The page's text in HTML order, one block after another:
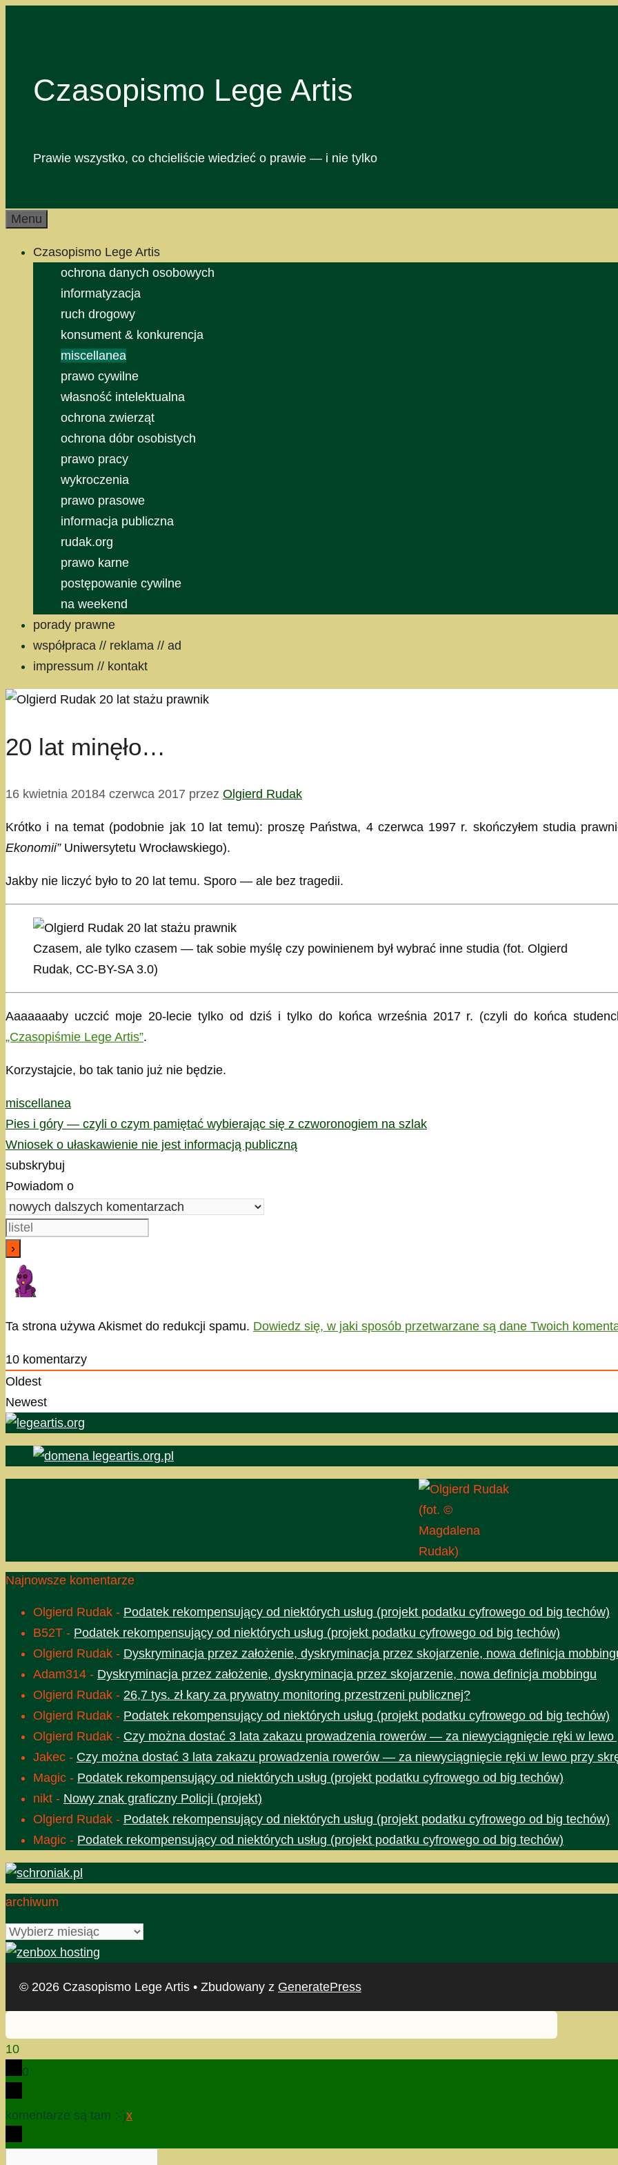
Czasopismo Lege Artis
Prawie wszystko, co chcieliście wiedzieć o prawie — i nie tylko
Menu
Czasopismo Lege Artis
ochrona danych osobowych
informatyzacja
ruch drogowy
konsument & konkurencja
miscellanea
prawo cywilne
własność intelektualna
ochrona zwierząt
ochrona dóbr osobistych
prawo pracy
wykroczenia
prawo prasowe
informacja publiczna
rudak.org
prawo karne
postępowanie cywilne
na weekend
porady prawne
współpraca // reklama // ad
impressum // kontakt
20 lat minęło…
16 kwietnia 20184 czerwca 2017 przez Olgierd Rudak
Krótko i na temat (podobnie jak 10 lat temu): proszę Państwa, 4 czerwca 1997 r. skończyłem studia
Ekonomii”Uniwersytetu Wrocławskiego).
Jakby nie liczyć było to 20 lat temu. Sporo — ale bez tragedii.
Czasem, ale tylko czasem — tak sobie myślę czy powinienem był wybrać inne studia (fot. Olgierd
Rudak, CC-BY-SA 3.0)
Aaaaaaaby uczcić moje 20-lecie tylko od dziś i tylko do końca września 2017 r. (czyli do końca
„Czasopiśmie Lege Artis”.
Korzystajcie, bo tak tanio już nie będzie.
Kategorie
miscellanea
Pies i góry — czyli o czym pamiętać wybierając się z czworonogiem na szlak
Wniosek o ułaskawienie nie jest informacją publiczną
subskrybuj
Powiadom o
Ta strona używa Akismet do redukcji spamu. Dowiedz się, w jaki sposób przetwarzane są dane Twoich
10 komentarzy
Oldest
Newest
(fot. ©
Magdalena
Rudak)
Najnowsze komentarze
Olgierd Rudak - Podatek rekompensujący od niektórych usług (projekt podatku cyfrowego od big techów)
B52T - Podatek rekompensujący od niektórych usług (projekt podatku cyfrowego od big techów)
Olgierd Rudak - Dyskryminacja przez założenie, dyskryminacja przez skojarzenie, nowa definicja
Adam314 - Dyskryminacja przez założenie, dyskryminacja przez skojarzenie, nowa definicja mobbingu
Olgierd Rudak - 26,7 tys. zł kary za prywatny monitoring przestrzeni publicznej?
Olgierd Rudak - Podatek rekompensujący od niektórych usług (projekt podatku cyfrowego od big techów)
Olgierd Rudak - Czy można dostać 3 lata zakazu prowadzenia rowerów — za niewyciągnięcie ręki w lewo
Jakec - Czy można dostać 3 lata zakazu prowadzenia rowerów — za niewyciągnięcie ręki w lewo przy
Magic - Podatek rekompensujący od niektórych usług (projekt podatku cyfrowego od big techów)
nikt - Nowy znak graficzny Policji (projekt)
Olgierd Rudak - Podatek rekompensujący od niektórych usług (projekt podatku cyfrowego od big techów)
Magic - Podatek rekompensujący od niektórych usług (projekt podatku cyfrowego od big techów)
archiwum
archiwum
© 2026 Czasopismo Lege Artis • Zbudowany z GeneratePress
10
0
komentarze są tam :-)x